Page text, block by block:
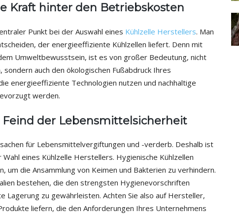
Kraft hinter den Betriebskosten
Punkt bei der Auswahl eines Kühlzelle Herstellers. Man
der energieeffiziente Kühlzellen liefert. Denn mit
Umweltbewusstsein, ist es von großer Bedeutung, nicht
auch den ökologischen Fußabdruck Ihres
energieeffiziente Technologien nutzen und nachhaltige
werden.
der Lebensmittelsicherheit
für Lebensmittelvergiftungen und -verderb. Deshalb ist
eines Kühlzelle Herstellers. Hygienische Kühlzellen
um die Ansammlung von Keimen und Bakterien zu verhindern.
bestehen, die den strengsten Hygienevorschriften
Lagerung zu gewährleisten. Achten Sie also auf Hersteller,
liefern, die den Anforderungen Ihres Unternehmens